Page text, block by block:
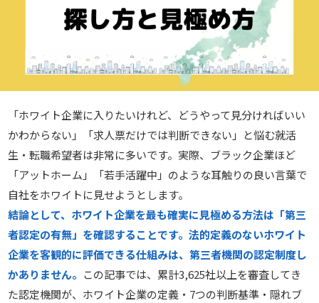
「ホワイト企業に入りたいけれど、どうやって見分ければいい
かわからない」「求人票だけでは判断できない」と悩む就活
生・転職希望者は非常に多いです。実際、ブラック企業ほど
「アットホーム」「若手活躍中」のような耳触りの良い言葉で
自社をホワイトに見せようとします。
結論として、ホワイト企業を最も確実に見極める方法は「第三
者認定の有無」を確認することです。法的定義のないホワイト
企業を客観的に評価できる仕組みは、第三者機関の認定制度し
かありません。 この記事では、累計3,625社以上を審査してき
た認定機関が、ホワイト企業の定義・7つの判断基準・隠れブ